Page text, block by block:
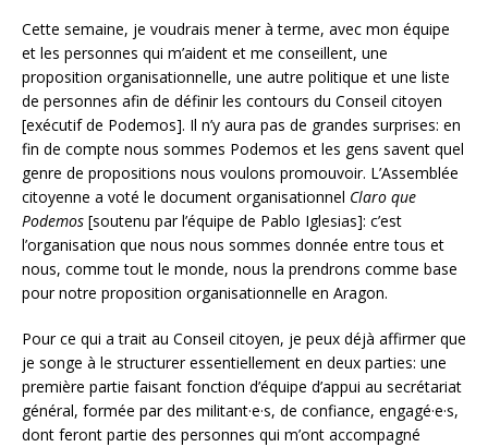
Cette semaine, je voudrais mener à terme, avec mon équipe
et les personnes qui m’aident et me conseillent, une
proposition organisationnelle, une autre politique et une liste
de personnes afin de définir les contours du Conseil citoyen
[exécutif de Podemos]. Il n’y aura pas de grandes surprises: en
fin de compte nous sommes Podemos et les gens savent quel
genre de propositions nous voulons promouvoir. L’Assemblée
citoyenne a voté le document organisationnel Claro que
Podemos [soutenu par l’équipe de Pablo Iglesias]: c’est
l’organisation que nous nous sommes donnée entre tous et
nous, comme tout le monde, nous la prendrons comme base
pour notre proposition organisationnelle en Aragon.
Pour ce qui a trait au Conseil citoyen, je peux déjà affirmer que
je songe à le structurer essentiellement en deux parties: une
première partie faisant fonction d’équipe d’appui au secrétariat
général, formée par des militant·e·s, de confiance, engagé·e·s,
dont feront partie des personnes qui m’ont accompagné